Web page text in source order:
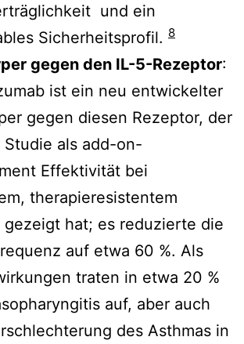
und ein
Sicherheitsprofil. 8
gegen den IL-5-Rezeptor:
ist ein neu entwickelter
gegen diesen Rezeptor, der
Studie als add-on-
Effektivität bei
therapieresistentem
gezeigt hat; es reduzierte die
auf etwa 60 %. Als
traten in etwa 20 %
auf, aber auch
des Asthmas in